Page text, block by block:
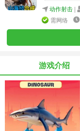
动作射击 |
需网络
游戏介绍